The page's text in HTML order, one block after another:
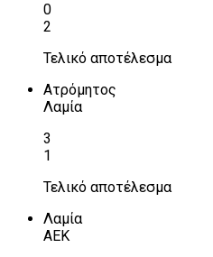
0
2
Τελικό αποτέλεσμα
Ατρόμητος
Λαμία
3
1
Τελικό αποτέλεσμα
Λαμία
ΑΕΚ